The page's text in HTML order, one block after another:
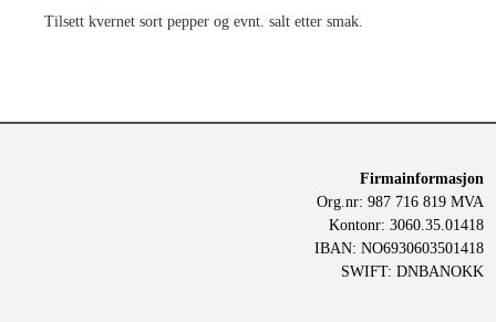
Tilsett kvernet sort pepper og evnt. salt etter smak.
Firmainformasjon
Org.nr: 987 716 819 MVA
Kontonr: 3060.35.01418
IBAN: NO6930603501418
SWIFT: DNBANOKK